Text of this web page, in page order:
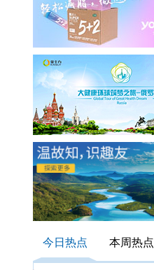
今日热点 本周热点